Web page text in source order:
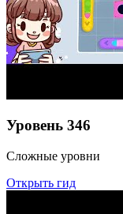
Уровень 346
Сложные уровни
Открыть гид